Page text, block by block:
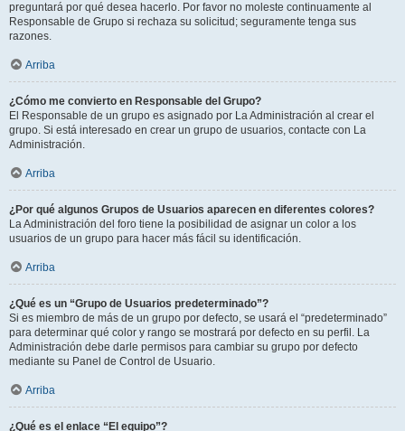
preguntará por qué desea hacerlo. Por favor no moleste continuamente al
Responsable de Grupo si rechaza su solicitud; seguramente tenga sus
razones.
Arriba
¿Cómo me convierto en Responsable del Grupo?
El Responsable de un grupo es asignado por La Administración al crear el
grupo. Si está interesado en crear un grupo de usuarios, contacte con La
Administración.
Arriba
¿Por qué algunos Grupos de Usuarios aparecen en diferentes colores?
La Administración del foro tiene la posibilidad de asignar un color a los
usuarios de un grupo para hacer más fácil su identificación.
Arriba
¿Qué es un “Grupo de Usuarios predeterminado”?
Si es miembro de más de un grupo por defecto, se usará el “predeterminado”
para determinar qué color y rango se mostrará por defecto en su perfil. La
Administración debe darle permisos para cambiar su grupo por defecto
mediante su Panel de Control de Usuario.
Arriba
¿Qué es el enlace “El equipo”?